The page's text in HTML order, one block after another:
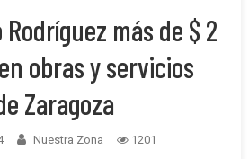
más de $ 2
obras y servicios
Zaragoza
Nuestra Zona 1201